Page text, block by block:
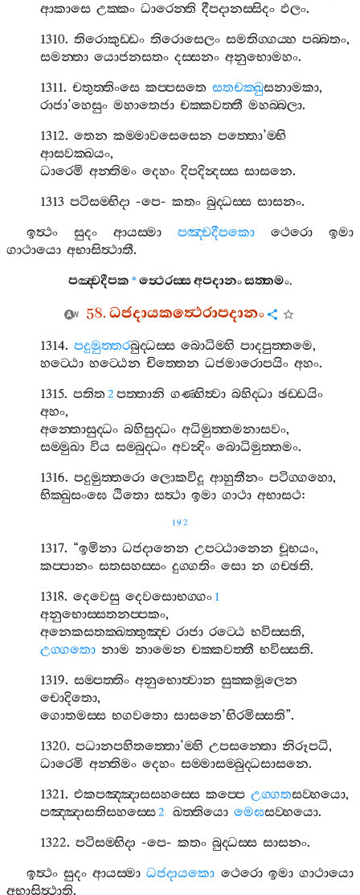
ආකාසෙ උක‍්කං ධාරෙන‍්ති දීපදානස‍්සිදං ඵලං.
1310.තිරොකුඩ‍්ඩං තිරොසෙලං සමතිග‍්ගය‍්හ පබ‍්බතං,
සමන‍්තා යොජනසතං දස‍්සනං අනුභොමහං.
1311.චතුත‍්තිංසෙ කප‍්පසතෙ සතචක‍්ඛුසනාමකා,
රාජා’හෙසුං මහාතෙජා චක‍්කවත‍්තී මහබ‍්බලා.
1312.තෙන කම‍්මාවසෙසෙන පත‍්තො’ම‍්භි
ආසවක‍්ඛයං,
ධාරෙමි අන‍්තිමං දෙහං දිපදින්‍දස‍්ස සාසනෙ.
1313පටිසම‍්භිදා -පෙ-කතං බුද‍්ධස‍්ස සාසනං.
ඉත්‍ථං
සුදං ආයස‍්මා පඤ‍්චදීපකො ථෙරො
ඉමා
ගාථායො අභාසිත්‍ථාතී.
පඤ‍්චදීපක * ත්‍ථෙරස‍්සඅපදානංසත‍්තමං.
58.ධජදායකත්‍ථෙරාපදානං
1314.පදුමුත‍්තරබුද‍්ධස‍්ස බොධිම‍්හි පාදපුත‍්තමෙ,
හට‍්ඨො හට‍්ඨෙන චිත‍්තෙන ධජමාරොපයිං අහං.
1315.පතිත 2 පත‍්තානි ගණ‍්හිත්‍වා බහිද‍්ධා ඡඩ‍්ඩයිං
අහං,
අන‍්තොසුද‍්ධං බහිසුද‍්ධං අධිමුත‍්තමනාසවං,
සම‍්මුඛා විය සම‍්බුද‍්ධං අවන්‍දිං බොධිමුත‍්තමං.
1316.පදුමුත‍්තරො ලොකවිදූ ආහුතීනං පටිග‍්ගහො,
භික‍්ඛුසංඝෙ ඨිතො සත්‍ථා ඉමා ගාථා අභාසථ:
192
1317. “ඉමිනා ධජදානෙන උපට‍්ඨානෙන චූභයං,
කප‍්පානං සතසහස‍්සං දුග‍්ගතිං සො න ගච‍්ඡති.
1318.දෙවෙසු දෙවසොභග‍්ගං 1
අනුභොස‍්සතනප‍්පකං,
අනෙකසතක‍්ඛත‍්තුඤ‍්ච රාජා රට‍්ඨෙ භවිස‍්සති,
උග‍්ගතො නාම නාමෙන චක‍්කවත‍්තී භවිස‍්සති.
1319.සම‍්පත‍්තිං අනුභොත්‍වාන සුක‍්කමූලෙන
චොදිතො,
ගොතමස‍්ස භගවතො සාසනෙ’භිරමිස‍්සති”.
1320.පධානපහිතත‍්තො’ම‍්හි උපසන‍්තො නිරූපධි,
ධාරෙමි අන‍්තිමං දෙහං සම‍්මාසම‍්බුද‍්ධසාසනෙ.
1321.එකපඤ‍්ඤාසසහස‍්සෙ කප‍්පෙ උග‍්ගතසව‍්හයො,
පඤ‍්ඤාසතිසහස‍්සෙ2 ඛත‍්තියො මෙඝසව‍්හයො.
1322.පටිසම‍්භිදා -පෙ-කතං බුද‍්ධස‍්ස සාසනං.
ඉත්‍ථං සුදං ආයස‍්මා ධජදායකො ථෙරො ඉමා ගාථායො
අභාසිත්‍ථාති.